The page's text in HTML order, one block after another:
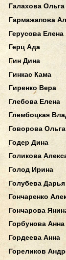
Галахова Ольга
Гармажапова
Герусова Елена
Герц Ада
Гин Дина
Гинкас Кама
Гиренко Вера
Глебова Елена
Глембоцкая
Говорова Ольга
Годер Дина
Голикова
Голод Ирина
Голубева Дарья
Гончаренко
Гончарова
Горбунова Анна
Гордеева Анна
Гореликов